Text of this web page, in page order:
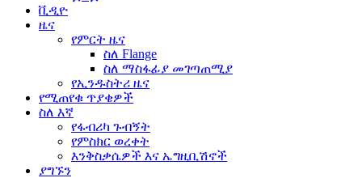
ቪዲዮ
ዜና
የምርት ዜና
ስለ Flange
ስለ ማስፋፊያ መገጣጠሚያ
የኢንዱስትሪ ዜና
የሚጠየቁ ጥያቄዎች
ስለ እኛ
የፋብሪካ ጉብኝት
የምስክር ወረቀት
እንቅስቃሴዎች እና ኤግዚቢሽኖች
ያግኙን